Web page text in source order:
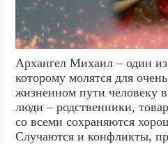
Архангел Михаил – один
которому молятся для
жизненном пути человеку
люди – родственники,
со всеми сохраняются
Случаются и конфликты,